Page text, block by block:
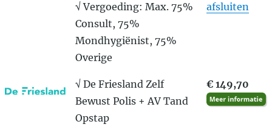
√ Vergoeding: Max. 75%
Consult, 75%
Mondhygiënist, 75%
Overige
afsluiten
√ De Friesland Zelf
Bewust Polis + AV Tand
Opstap
€ 149,70